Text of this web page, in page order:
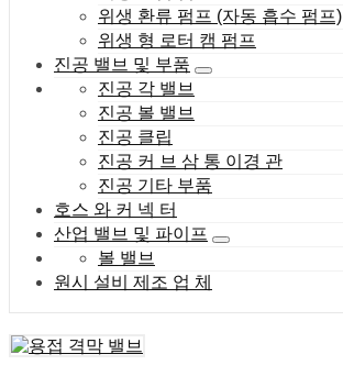
위생 환류 펌프 (자동 흡수 펌프)
위생 형 로터 캠 펌프
진공 밸브 및 부품
진공 각 밸브
진공 볼 밸브
진공 클립
진공 커 브 삼 통 이경 관
진공 기타 부품
호스 와 커 넥 터
산업 밸브 및 파이프
볼 밸브
원시 설비 제조 업 체